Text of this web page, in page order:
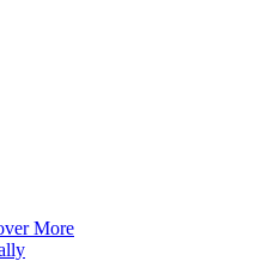
More